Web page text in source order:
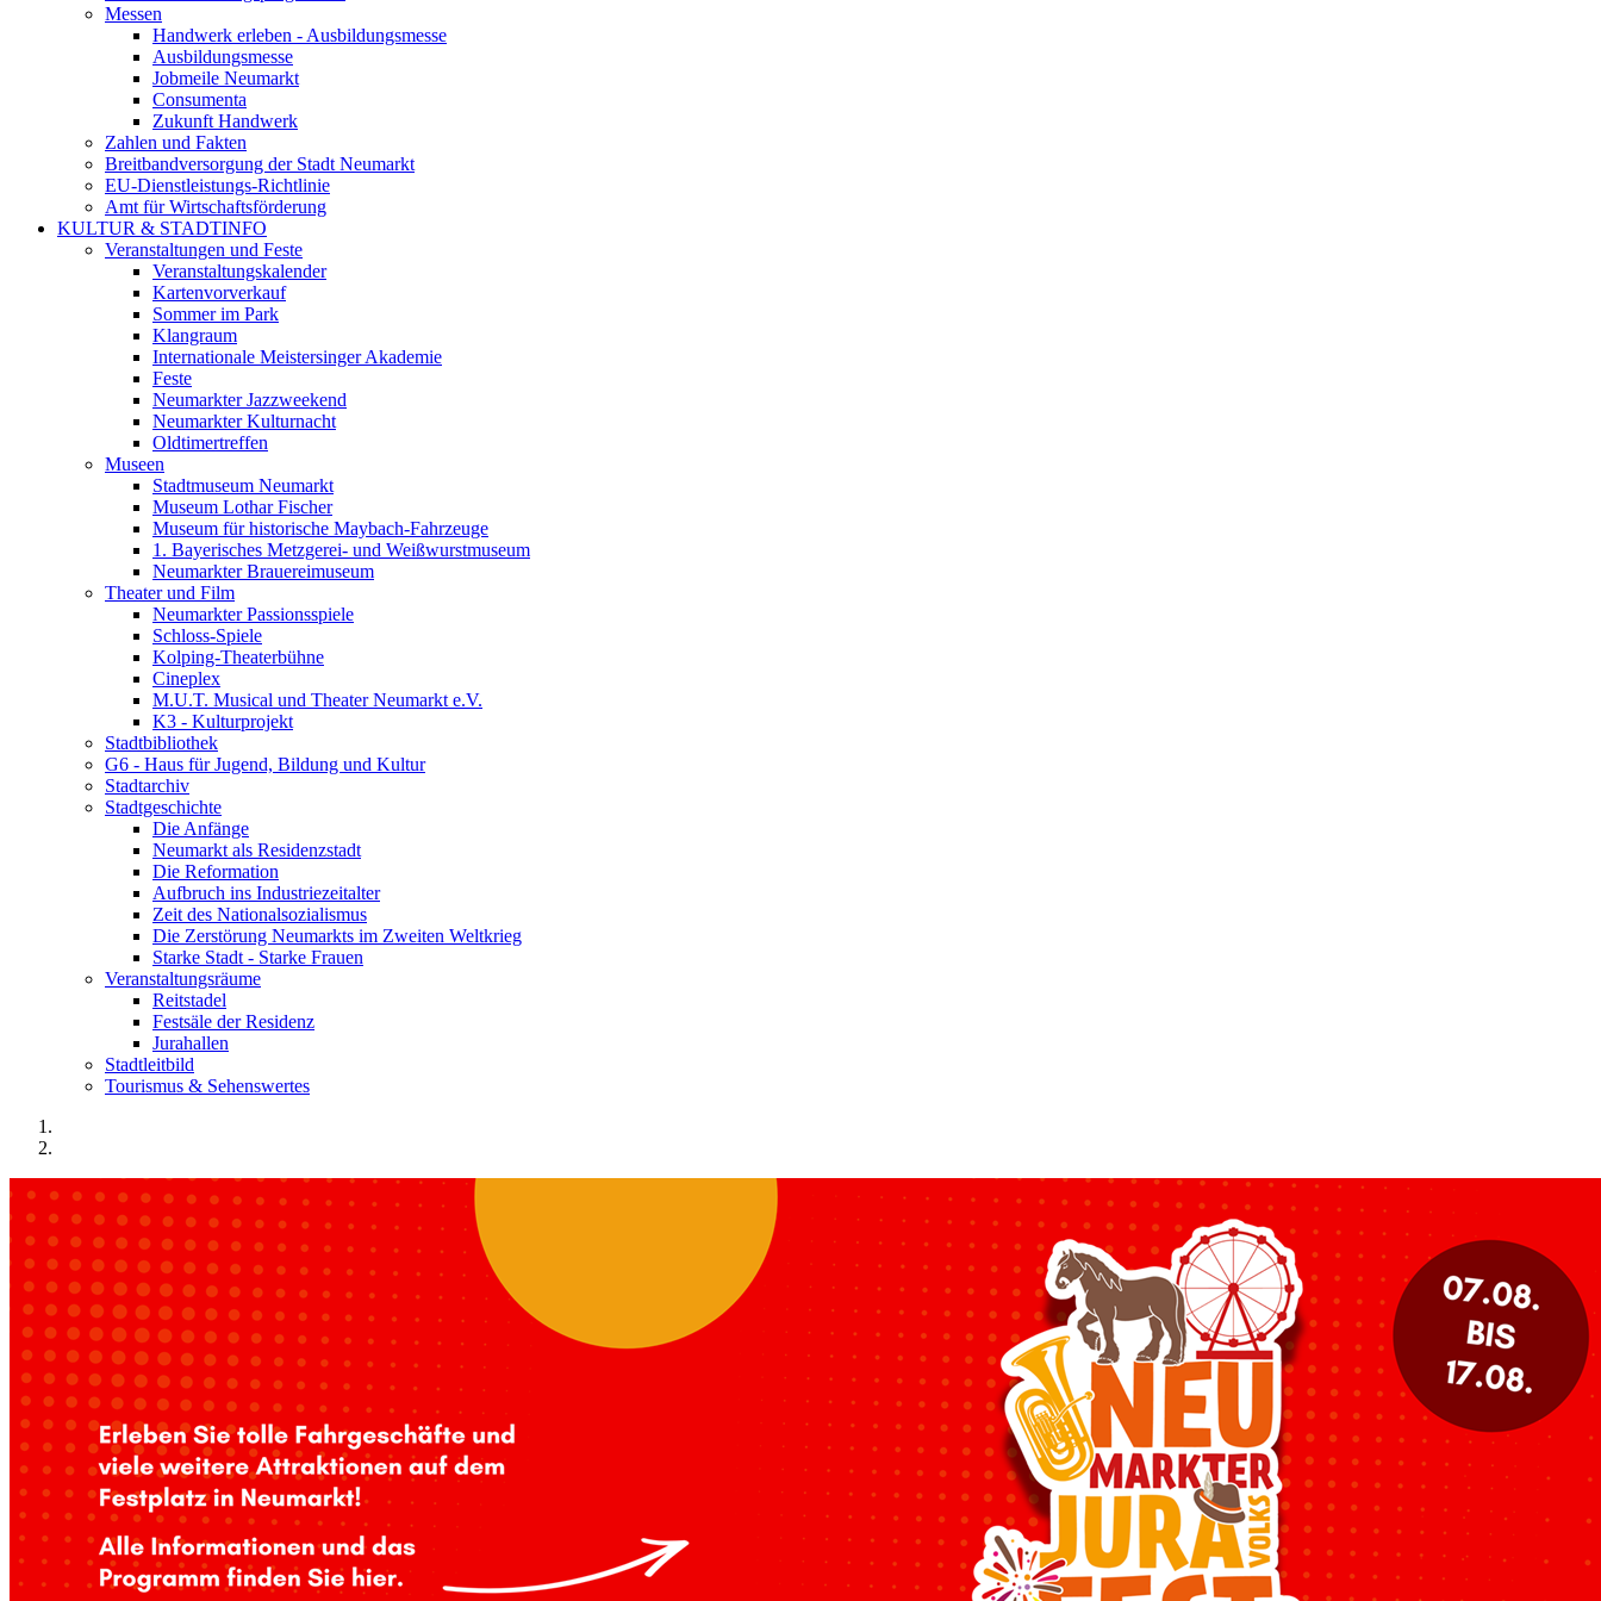
Messen
Handwerk erleben - Ausbildungsmesse
Ausbildungsmesse
Jobmeile Neumarkt
Consumenta
Zukunft Handwerk
Zahlen und Fakten
Breitbandversorgung der Stadt Neumarkt
EU-Dienstleistungs-Richtlinie
Amt für Wirtschaftsförderung
KULTUR & STADTINFO
Veranstaltungen und Feste
Veranstaltungskalender
Kartenvorverkauf
Sommer im Park
Klangraum
Internationale Meistersinger Akademie
Feste
Neumarkter Jazzweekend
Neumarkter Kulturnacht
Oldtimertreffen
Museen
Stadtmuseum Neumarkt
Museum Lothar Fischer
Museum für historische Maybach-Fahrzeuge
1. Bayerisches Metzgerei- und Weißwurstmuseum
Neumarkter Brauereimuseum
Theater und Film
Neumarkter Passionsspiele
Schloss-Spiele
Kolping-Theaterbühne
Cineplex
M.U.T. Musical und Theater Neumarkt e.V.
K3 - Kulturprojekt
Stadtbibliothek
G6 - Haus für Jugend, Bildung und Kultur
Stadtarchiv
Stadtgeschichte
Die Anfänge
Neumarkt als Residenzstadt
Die Reformation
Aufbruch ins Industriezeitalter
Zeit des Nationalsozialismus
Die Zerstörung Neumarkts im Zweiten Weltkrieg
Starke Stadt - Starke Frauen
Veranstaltungsräume
Reitstadel
Festsäle der Residenz
Jurahallen
Stadtleitbild
Tourismus & Sehenswertes